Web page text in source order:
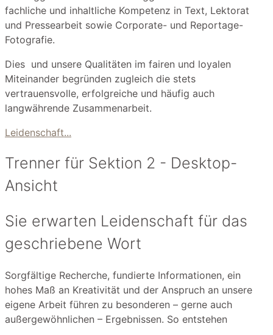
fachliche und inhaltliche Kompetenz in Text, Lektorat
und Pressearbeit sowie Corporate- und Reportage-
Fotografie.
Dies und unsere Qualitäten im fairen und loyalen
Miteinander begründen zugleich die stets
vertrauensvolle, erfolgreiche und häufig auch
langwährende Zusammenarbeit.
Leidenschaft...
Trenner für Sektion 2 - Desktop-
Ansicht
Sie erwarten Leidenschaft für das
geschriebene Wort
Sorgfältige Recherche, fundierte Informationen, ein
hohes Maß an Kreativität und der Anspruch an unsere
eigene Arbeit führen zu besonderen – gerne auch
außergewöhnlichen – Ergebnissen. So entstehen